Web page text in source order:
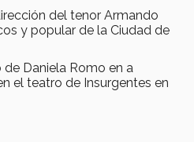
del tenor Armando
y popular de la Ciudad de
de Daniela Romo en a
el teatro de Insurgentes en